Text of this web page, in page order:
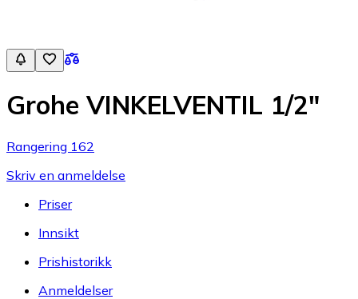
Grohe VINKELVENTIL 1/2"
Rangering 162
Skriv en anmeldelse
Priser
Innsikt
Prishistorikk
Anmeldelser